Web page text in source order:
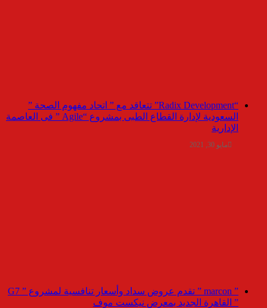
“Radix Development” تتعاقد مع ” اتحاد مفهوم الصحة ”
السعودية لإدارة القطاع الطبى بمشروع “Agile ” فى العاصمة
الإدارية
مايو 30, 2021
” marcon ” تقدم عروض سداد وأسعار تنافسية لمشروع ” G7
” القاهرة الجديد بمعرض نيكست موف